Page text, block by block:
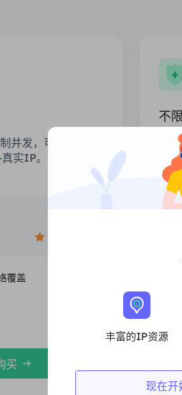
并发，可选全球
实IP。
覆盖
买
不
不
计
丰富的IP资源
现在开